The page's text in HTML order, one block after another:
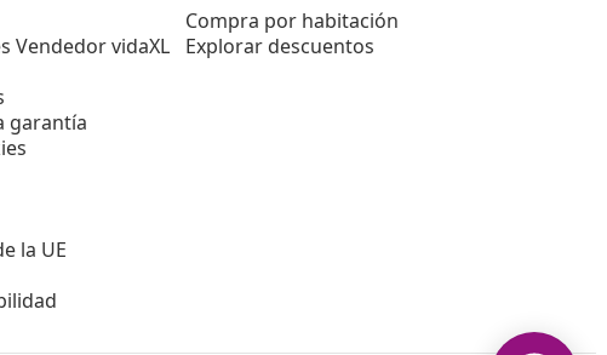
Vendedor vidaXL
garantía
la UE
Compra por habitación
Explorar descuentos